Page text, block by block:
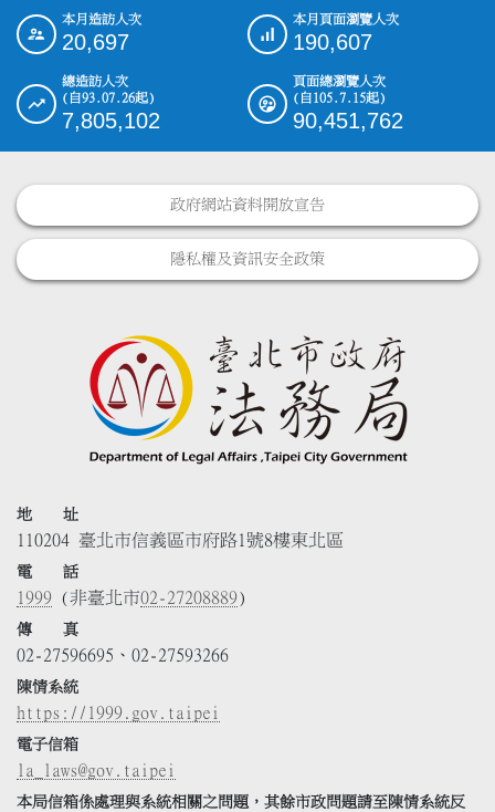
::: 本月造訪人次
20,697
本月頁面瀏覽人次
190,607
總造訪人次
(自93.07.26起)
7,805,102
頁面總瀏覽人次
(自105.7.15起)
90,451,762
政府網站資料開放宣告
隱私權及資訊安全政策
地 址
110204 臺北市信義區市府路1號8樓東北區
電 話
1999 (非臺北市02-27208889)
傳 真
02-27596695、02-27593266
陳情系統
https://1999.gov.taipei
電子信箱
la_laws@gov.taipei
本局信箱係處理與系統相關之問題，其餘市政問題請至陳情系統反